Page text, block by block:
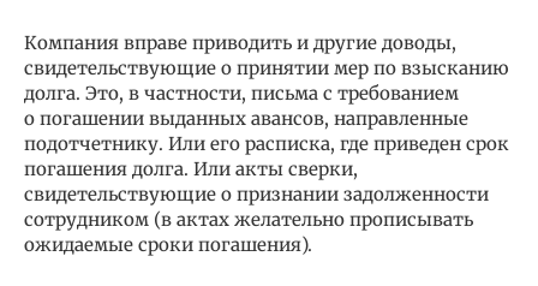
Компания вправе приводить и другие доводы,
свидетельствующие о принятии мер по взысканию
долга. Это, в частности, письма с требованием
о погашении выданных авансов, направленные
подотчетнику. Или его расписка, где приведен срок
погашения долга. Или акты сверки,
свидетельствующие о признании задолженности
сотрудником (в актах желательно прописывать
ожидаемые сроки погашения).